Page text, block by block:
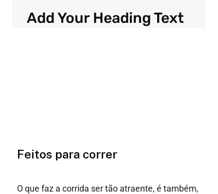
Add Your Heading Text
Feitos para correr
O que faz a corrida ser tão atraente, é também,